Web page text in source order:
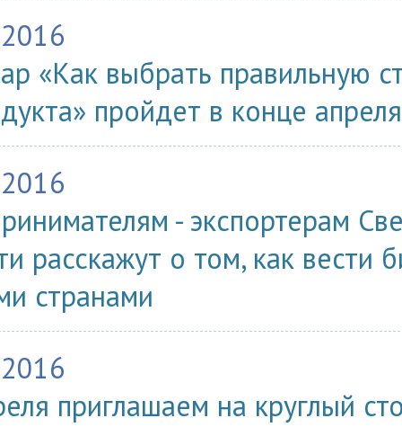
«Как выбрать правильную
пройдет в конце апреля
- экспортерам
расскажут о том, как вести
странами
приглашаем на круглый